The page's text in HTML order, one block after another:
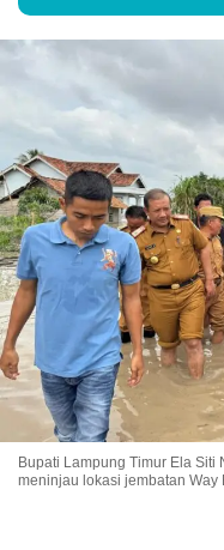
Bupati Lampung Timur Ela
meninjau lokasi jembatan Way